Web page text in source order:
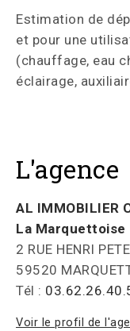
Estimation de
et pour une
(chauffage, eau
éclairage,
L'agence
AL IMMOBILIER
La Marquettoise
2 RUE HENRI
59520
Tél :
Voir le profil de